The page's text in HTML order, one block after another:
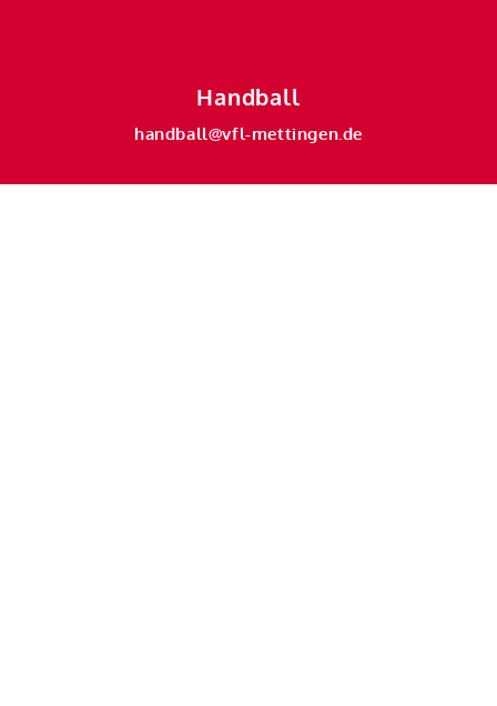
Handball
handball@vfl-mettingen.de